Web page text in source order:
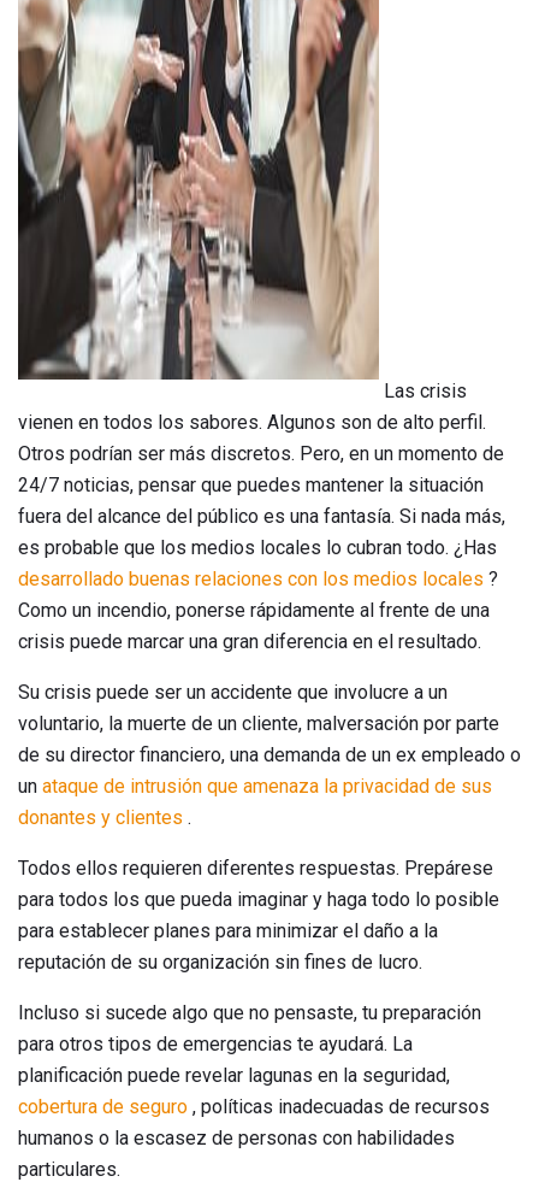
ad
Las crisis
vienen en todos los sabores. Algunos son de alto perfil.
Otros podrían ser más discretos. Pero, en un momento de
24/7 noticias, pensar que puedes mantener la situación
fuera del alcance del público es una fantasía. Si nada más,
es probable que los medios locales lo cubran todo. ¿Has
desarrollado buenas relaciones con los medios locales ?
Como un incendio, ponerse rápidamente al frente de una
crisis puede marcar una gran diferencia en el resultado.
Su crisis puede ser un accidente que involucre a un
voluntario, la muerte de un cliente, malversación por parte
de su director financiero, una demanda de un ex empleado o
un ataque de intrusión que amenaza la privacidad de sus
donantes y clientes .
Todos ellos requieren diferentes respuestas. Prepárese
para todos los que pueda imaginar y haga todo lo posible
para establecer planes para minimizar el daño a la
reputación de su organización sin fines de lucro.
Incluso si sucede algo que no pensaste, tu preparación
para otros tipos de emergencias te ayudará. La
planificación puede revelar lagunas en la seguridad,
cobertura de seguro , políticas inadecuadas de recursos
humanos o la escasez de personas con habilidades
particulares.